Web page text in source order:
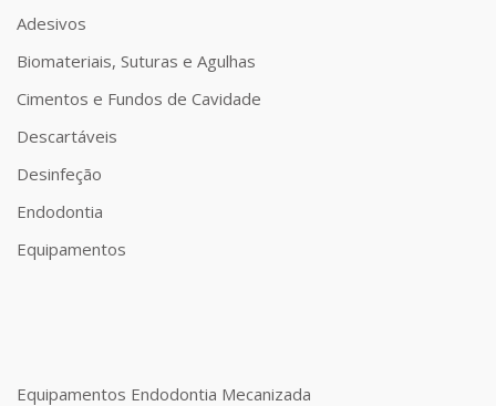
Adesivos
Biomateriais, Suturas e Agulhas
Cimentos e Fundos de Cavidade
Descartáveis
Desinfeção
Endodontia
Equipamentos
Equipamentos Endodontia Mecanizada